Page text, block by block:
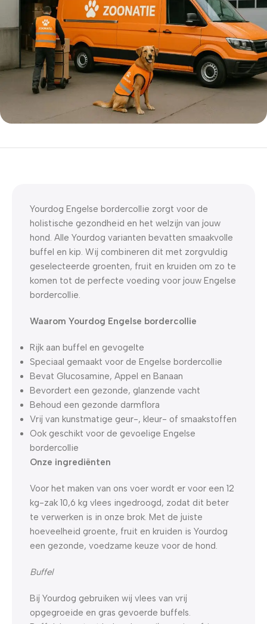
5% korting met code
Yourdog Engelse bordercollie zorgt voor de
holistische gezondheid en het welzijn van jouw
hond. Alle Yourdog varianten bevatten smaakvolle
buffel en kip. Wij combineren dit met zorgvuldig
geselecteerde groenten, fruit en kruiden om zo te
komen tot de perfecte voeding voor jouw Engelse
bordercollie.
Waarom Yourdog Engelse bordercollie
Rijk aan buffel en gevogelte
Speciaal gemaakt voor de Engelse bordercollie
Bevat Glucosamine, Appel en Banaan
Bevordert een gezonde, glanzende vacht
Behoud een gezonde darmflora
Vrij van kunstmatige geur-, kleur- of smaakstoffen
Ook geschikt voor de gevoelige Engelse
bordercollie
Onze ingrediënten
Voor het maken van ons voer wordt er voor een 12
kg-zak 10,6 kg vlees ingedroogd, zodat dit beter
te verwerken is in onze brok. Met de juiste
hoeveelheid groente, fruit en kruiden is Yourdog
een gezonde, voedzame keuze voor de hond.
Buffel
Bij Yourdog gebruiken wij vlees van vrij
opgegroeide en gras gevoerde buffels.